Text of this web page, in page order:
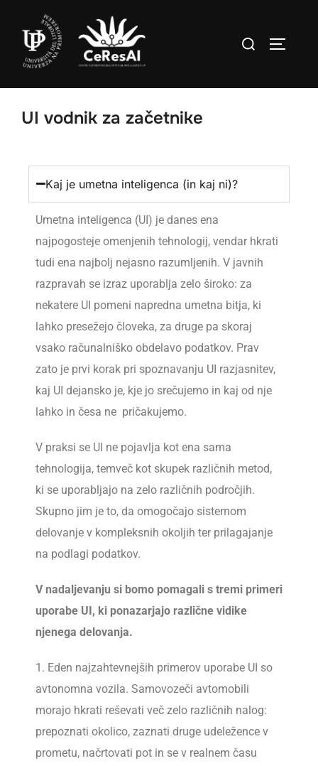
UI vodnik za začetnike
Kaj je umetna inteligenca (in kaj ni)?
Umetna inteligenca (UI) je danes ena
najpogosteje omenjenih tehnologij, vendar hkrati
tudi ena najbolj nejasno razumljenih. V javnih
razpravah se izraz uporablja zelo široko: za
nekatere UI pomeni napredna umetna bitja, ki
lahko presežejo človeka, za druge pa skoraj
vsako računalniško obdelavo podatkov. Prav
zato je prvi korak pri spoznavanju UI razjasnitev,
kaj UI dejansko je, kje jo srečujemo in kaj od nje
lahko in česa ne pričakujemo.
V praksi se UI ne pojavlja kot ena sama
tehnologija, temveč kot skupek različnih metod,
ki se uporabljajo na zelo različnih področjih.
Skupno jim je to, da omogočajo sistemom
delovanje v kompleksnih okoljih ter prilagajanje
na podlagi podatkov.
V nadaljevanju si bomo pomagali s tremi primeri
uporabe UI, ki ponazarjajo različne vidike
njenega delovanja.
1. Eden najzahtevnejših primerov uporabe UI so
avtonomna vozila. Samovozeči avtomobili
morajo hkrati reševati več zelo različnih nalog:
prepoznati okolico, zaznati druge udeležence v
prometu, načrtovati pot in se v realnem času